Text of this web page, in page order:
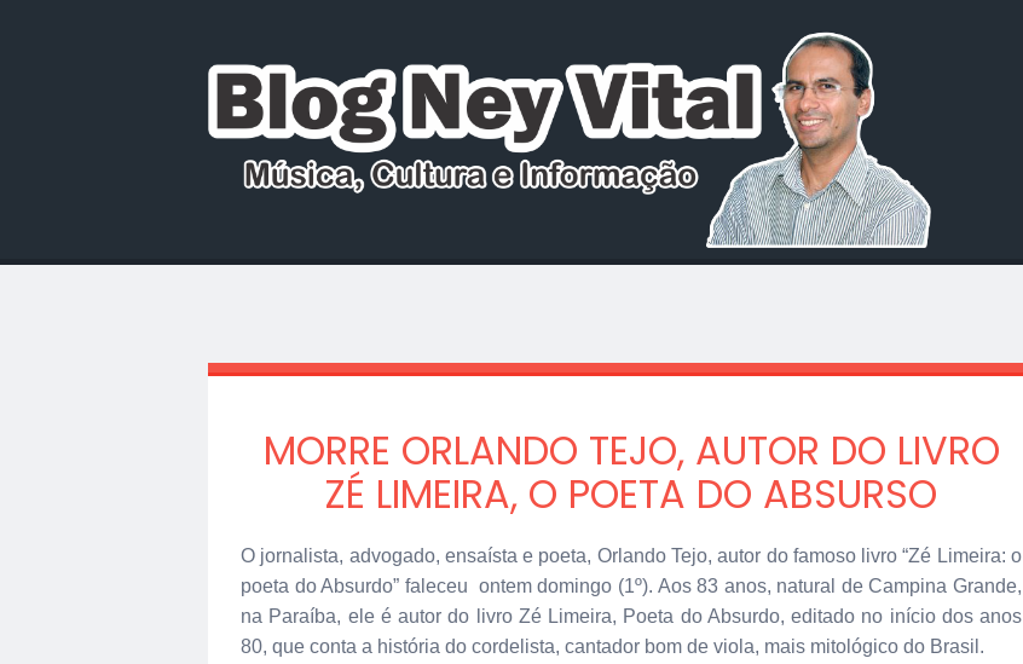
MORRE ORLANDO TEJO, AUTOR DO LIVRO
ZÉ LIMEIRA, O POETA DO ABSURSO
O jornalista, advogado, ensaísta e poeta, Orlando Tejo, autor do famoso livro “Zé Limeira: o
poeta do Absurdo” faleceu ontem domingo (1º). Aos 83 anos, natural de Campina Grande,
na Paraíba, ele é autor do livro Zé Limeira, Poeta do Absurdo, editado no início dos anos
80, que conta a história do cordelista, cantador bom de viola, mais mitológico do Brasil.